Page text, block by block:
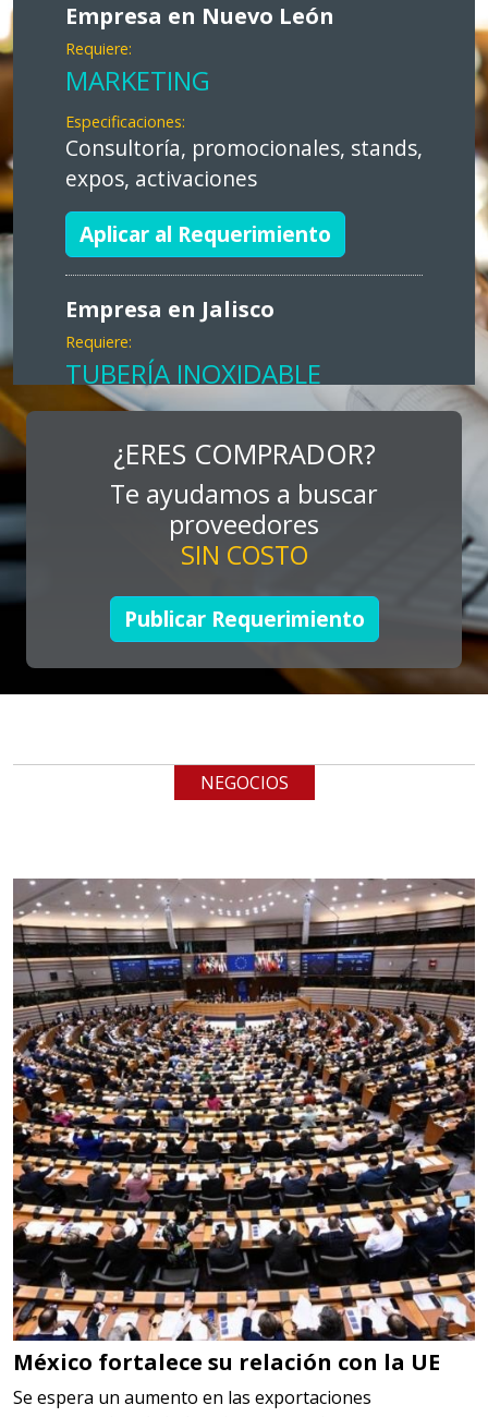
Empresa en Nuevo León
Requiere:
MARKETING
Especificaciones:
Consultoría, promocionales, stands,
expos, activaciones
Aplicar al Requerimiento
Empresa en Jalisco
Requiere:
TUBERÍA INOXIDABLE
Especificaciones:
cualquiera
Aplicar al Requerimiento
Empresa en Jalisco
Requiere:
LOGÍSTICA DE CARGA LLAVE
EN MANO
Aplicar al Requerimiento
Empresa en Jalisco
Requiere:
LOGÍSTICA
Especificaciones:
cualquiera
Aplicar al Requerimiento
Empresa en Querétaro
Requiere:
HERRAMIENTAS DE CORTE
Especificaciones:
HSS, CON RECUBRIMIENTO,
CARBURO, RIMAS, ENDMILLS,
BROCAS, LIMAS, ETC
Aplicar al Requerimiento
¿ERES COMPRADOR?
Te ayudamos a buscar
proveedores
SIN COSTO
Publicar Requerimiento
NEGOCIOS
México fortalece su relación con la UE
Se espera un aumento en las exportaciones